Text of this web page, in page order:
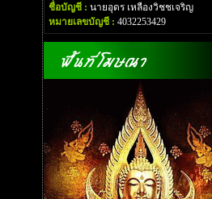
ชื่อบัญชี : นายอุดร เหลืองวิชชเจริญ
หมายเลขบัญชี : 4032253429